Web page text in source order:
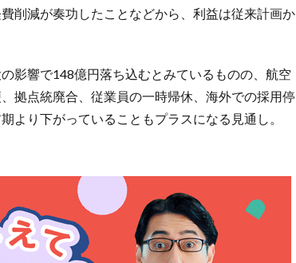
削減が奏功したことなどから、利益は従来計画か
影響で148億円落ち込むとみているものの、航空
拠点統廃合、従業員の一時帰休、海外での採用停
より下がっていることもプラスになる見通し。